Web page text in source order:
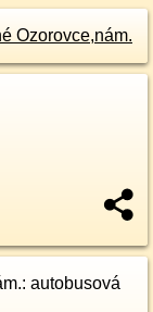
Ozorovce,nám.
: autobusová